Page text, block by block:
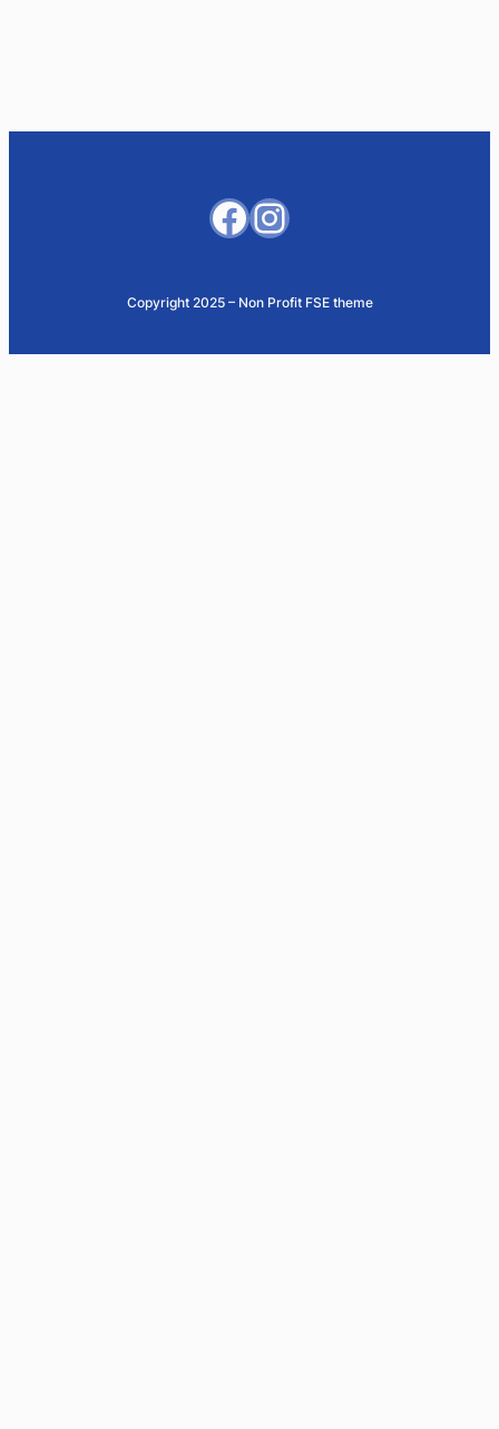
Facebook
Instagram
Copyright 2025 – Non Profit FSE theme